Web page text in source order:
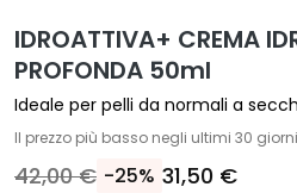
s
p
c
i
f
IDROATTIVA+ CREMA
PROFONDA 50ml
Ideale per pelli da normali a
Il prezzo più basso negli ultimi 30
31,50 €
42,00 € -25%